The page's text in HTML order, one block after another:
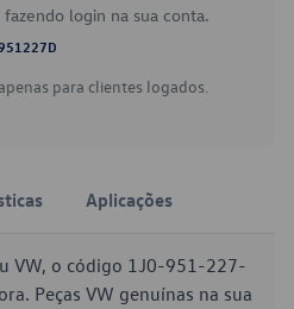
login na sua conta.
para clientes logados.
Aplicações
VW, o código 1J0-951-227-
Peças VW genuínas na sua